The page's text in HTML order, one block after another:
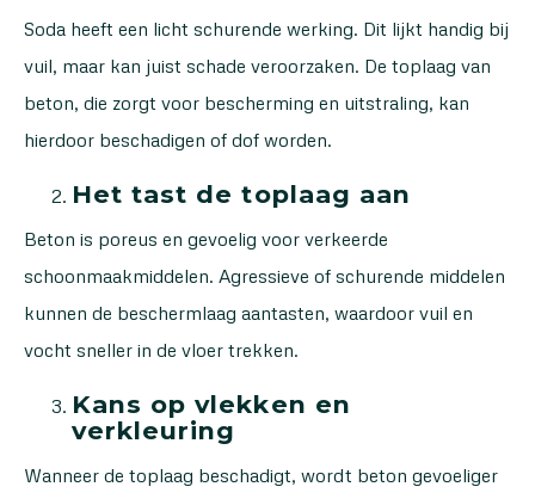
Soda heeft een licht schurende werking. Dit lijkt handig bij
vuil, maar kan juist schade veroorzaken. De toplaag van
beton, die zorgt voor bescherming en uitstraling, kan
hierdoor beschadigen of dof worden.
Het tast de toplaag aan
Beton is poreus en gevoelig voor verkeerde
schoonmaakmiddelen. Agressieve of schurende middelen
kunnen de beschermlaag aantasten, waardoor vuil en
vocht sneller in de vloer trekken.
Kans op vlekken en
verkleuring
Wanneer de toplaag beschadigt, wordt beton gevoeliger